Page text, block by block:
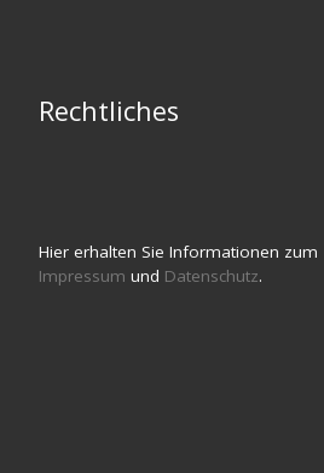
Rechtliches
Hier erhalten Sie Informationen zum
Impressum und Datenschutz.